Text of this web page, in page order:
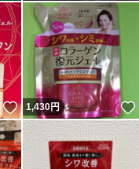
いいね！
1,430円